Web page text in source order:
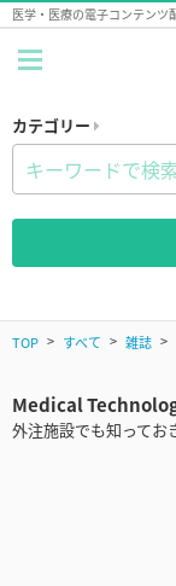
医学・医療の電子コンテンツ
カテゴリー
TOP すべて 雑誌
Medical
外注施設でも知ってお